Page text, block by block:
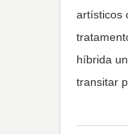
artísticos
híbrida
transitar